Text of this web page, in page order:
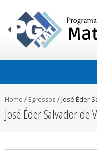
Home / Egressos /José Éder
José Éder Salvador de